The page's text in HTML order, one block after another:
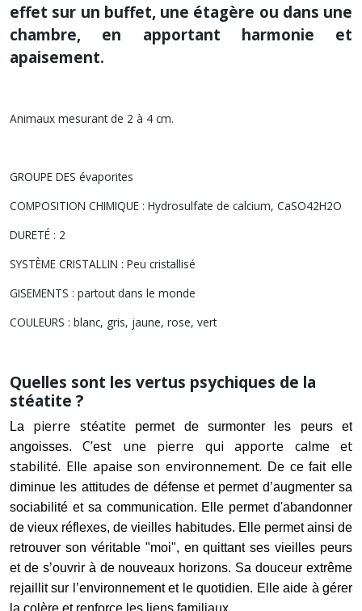
effet sur un buffet, une étagère ou dans une
chambre, en apportant harmonie et
apaisement.
Animaux mesurant de 2 à 4 cm.
GROUPE DES évaporites
COMPOSITION CHIMIQUE : Hydrosulfate de calcium, CaSO42H2O
DURETÉ : 2
SYSTÈME CRISTALLIN : Peu cristallisé
GISEMENTS : partout dans le monde
COULEURS : blanc, gris, jaune, rose, vert
Quelles sont les vertus psychiques de la
stéatite ?
La pierre stéatite permet de surmonter les peurs et
angoisses.C’est une pierre qui apporte calme et
stabilité. Elle apaise son environnement. De ce fait elle
diminue les attitudes de défense et permet d’augmenter sa
sociabilité et sa communication. Elle permet d'abandonner
de vieux réflexes, de vieilles habitudes. Elle permet ainsi de
retrouver son véritable "moi", en quittant ses vieilles peurs
et de s’ouvrir à de nouveaux horizons. Sa douceur extrême
rejaillit sur l’environnement et le quotidien. Elle aide à gérer
la colère et renforce les liens familiaux.